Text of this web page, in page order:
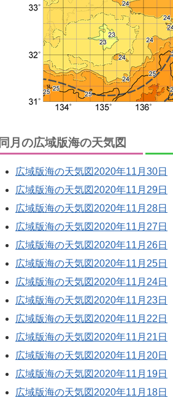
同月の広域版海の天気図
広域版海の天気図2020年11月30日
広域版海の天気図2020年11月29日
広域版海の天気図2020年11月28日
広域版海の天気図2020年11月27日
広域版海の天気図2020年11月26日
広域版海の天気図2020年11月25日
広域版海の天気図2020年11月24日
広域版海の天気図2020年11月23日
広域版海の天気図2020年11月22日
広域版海の天気図2020年11月21日
広域版海の天気図2020年11月20日
広域版海の天気図2020年11月19日
広域版海の天気図2020年11月18日